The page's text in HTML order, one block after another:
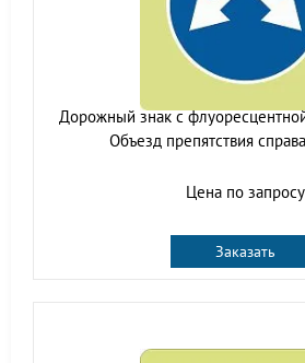
Дорожный знак с
Объезд препятствия
Цена по запросу
Заказать